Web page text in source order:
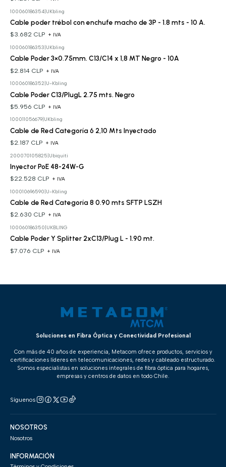
100060186354| UKbling
Cable poder trébol con enchufe macho de 3P - 1.8 mts - 10 A.
$3.682 CLP + IVA
100060186353 UKbling
Cable Poder 3×0.75mm. C13/C14 x 1,8 MT Negro - 10A
$2.814 CLP + IVA
100060186352 U-Kbling
Cable Poder C13/PlugL 2.75 mts. Negro
$5.956 CLP + IVA
100011056679| UKbling
Cable de Red Categoría 6 2,10 Mts Inyectado
$2.187 CLP + IVA
200070105825 Ubiquiti
Inyector PoE 48-24W-G
$22.528 CLP + IVA
100010696590 U-Kbling
Cable de Red Categoría 8 0.90 mts SFTP LSZH
$2.630 CLP + IVA
100060186350 UKBLING
Cable Poder Y Splitter 2xC13/Plug L - 1.90 mt.
$7.076 CLP + IVA
Soluciones en Fibra Óptica y Conectividad Profesional
Con más de 40 años de experiencia, Metacom ofrece productos, servicios y
certificaciones líderes en telecomunicaciones, redes y cableado estructurado.
Somos especialistas en soluciones integrales de fibra óptica para hogares,
empresas y centros de datos en todo Chile.
Síguenos
NOSOTROS
Nosotros
INFORMACIÓN